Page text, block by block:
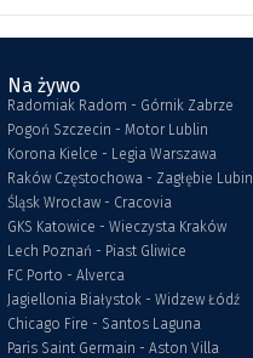
Na żywo
Radomiak Radom - Górnik Zabrze
Pogoń Szczecin - Motor Lublin
Korona Kielce - Legia Warszawa
Raków Częstochowa - Zagłębie Lubin
Śląsk Wrocław - Cracovia
GKS Katowice - Wieczysta Kraków
Lech Poznań - Piast Gliwice
FC Porto - Alverca
Jagiellonia Białystok - Widzew Łódź
Chicago Fire - Santos Laguna
Paris Saint Germain - Aston Villa